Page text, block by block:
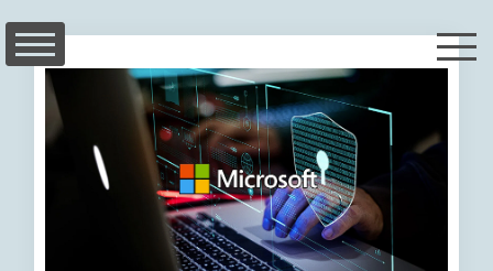
content